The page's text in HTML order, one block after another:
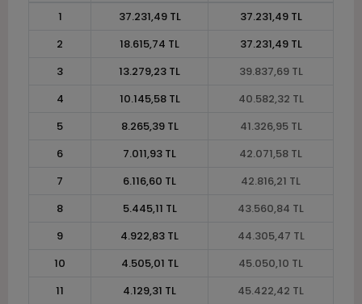
1
37.231,49 TL
37.231,49 TL
2
18.615,74 TL
37.231,49 TL
3
13.279,23 TL
39.837,69 TL
4
10.145,58 TL
40.582,32 TL
5
8.265,39 TL
41.326,95 TL
6
7.011,93 TL
42.071,58 TL
7
6.116,60 TL
42.816,21 TL
8
5.445,11 TL
43.560,84 TL
9
4.922,83 TL
44.305,47 TL
10
4.505,01 TL
45.050,10 TL
11
4.129,31 TL
45.422,42 TL